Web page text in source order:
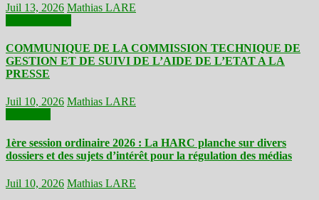
Juil 13, 2026 Mathias LARE
COMMUNIQUE DE LA COMMISSION TECHNIQUE DE
GESTION ET DE SUIVI DE L’AIDE DE L’ETAT A LA
PRESSE
Juil 10, 2026 Mathias LARE
1ère session ordinaire 2026 : La HARC planche sur divers
dossiers et des sujets d’intérêt pour la régulation des médias
Juil 10, 2026 Mathias LARE